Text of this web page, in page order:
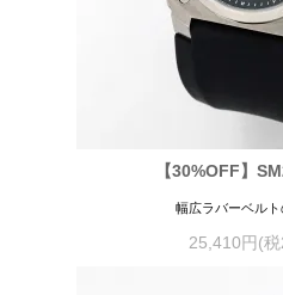
【30%OFF】
幅広ラバーベルト
25,410円(